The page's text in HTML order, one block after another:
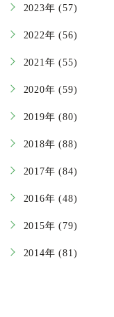
2023年 (57)
2022年 (56)
2021年 (55)
2020年 (59)
2019年 (80)
2018年 (88)
2017年 (84)
2016年 (48)
2015年 (79)
2014年 (81)